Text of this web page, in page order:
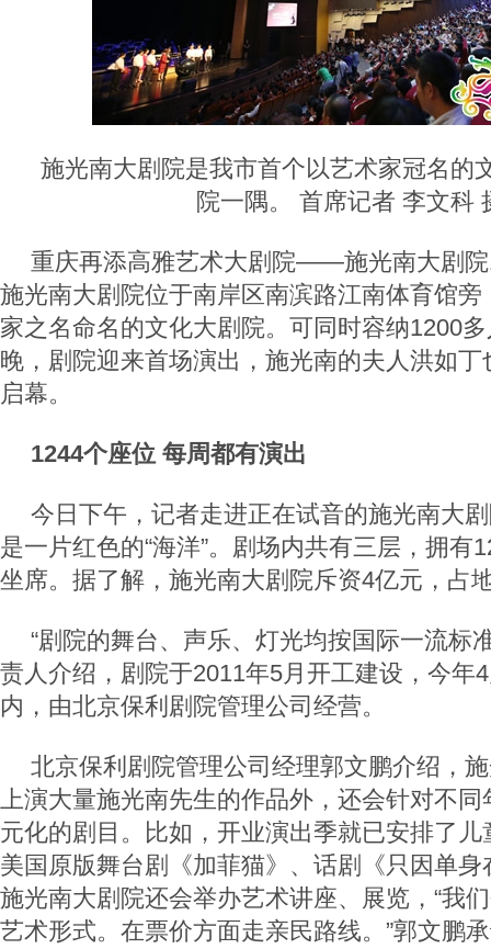
施光南大剧院是我市首个以艺术家冠名的
院一隅。 首席记者 李文科
重庆再添高雅艺术大剧院——施光南大剧
施光南大剧院位于南岸区南滨路江南体育馆
家之名命名的文化大剧院。可同时容纳1200
晚，剧院迎来首场演出，施光南的夫人洪如
启幕。
1244个座位 每周都有演出
今日下午，记者走进正在试音的施光南大
是一片红色的“海洋”。剧场内共有三层，拥有
坐席。据了解，施光南大剧院斥资4亿元，占
“剧院的舞台、声乐、灯光均按国际一流标
责人介绍，剧院于2011年5月开工建设，今年
内，由北京保利剧院管理公司经营。
北京保利剧院管理公司经理郭文鹏介绍，
上演大量施光南先生的作品外，还会针对不
元化的剧目。比如，开业演出季就已安排了
美国原版舞台剧《加菲猫》、话剧《只因单
施光南大剧院还会举办艺术讲座、展览，“我
艺术形式。在票价方面走亲民路线。”郭文鹏